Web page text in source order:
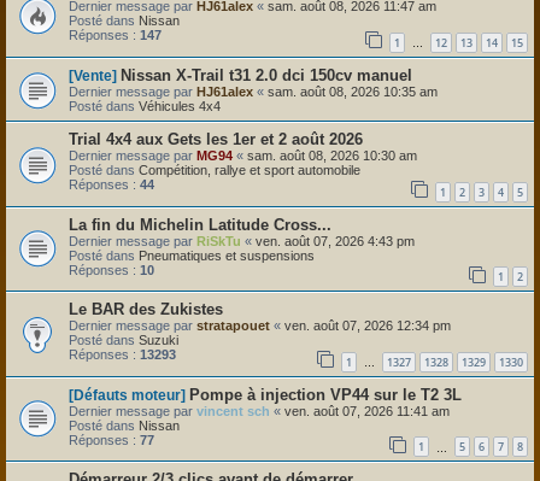
Dernier message par HJ61alex « sam. août 08, 2026 11:47 am
Posté dans Nissan
Réponses : 147 1 … 12 13 14 15
[Vente] Nissan X-Trail t31 2.0 dci 150cv manuel
Dernier message par HJ61alex « sam. août 08, 2026 10:35 am
Posté dans Véhicules 4x4
Trial 4x4 aux Gets les 1er et 2 août 2026
Dernier message par MG94 « sam. août 08, 2026 10:30 am
Posté dans Compétition, rallye et sport automobile
Réponses : 44 1 2 3 4 5
La fin du Michelin Latitude Cross...
Dernier message par RiSkTu « ven. août 07, 2026 4:43 pm
Posté dans Pneumatiques et suspensions
Réponses : 10 1 2
Le BAR des Zukistes
Dernier message par stratapouet « ven. août 07, 2026 12:34 pm
Posté dans Suzuki
Réponses : 13293 1 … 1327 1328 1329 1330
[Défauts moteur] Pompe à injection VP44 sur le T2 3L
Dernier message par vincent sch « ven. août 07, 2026 11:41 am
Posté dans Nissan
Réponses : 77 1 5 6 7 8